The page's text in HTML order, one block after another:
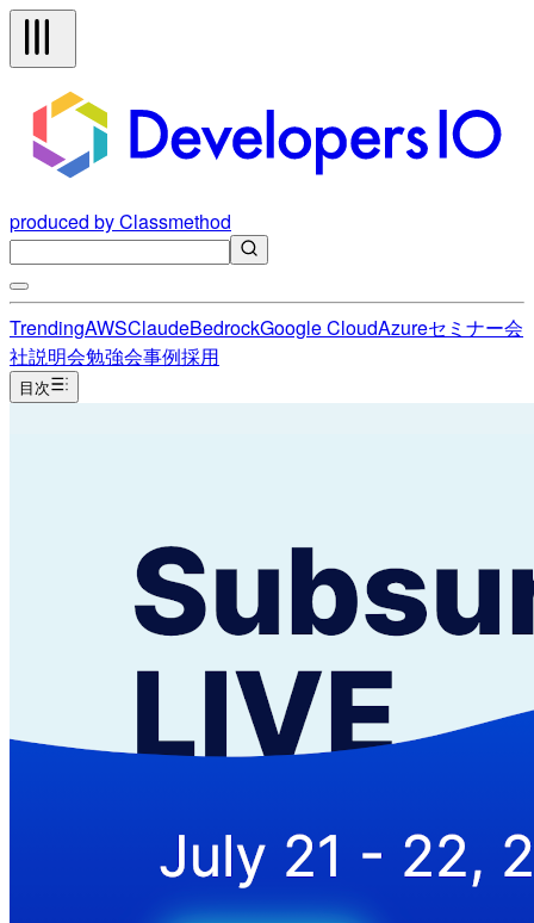
produced by Classmethod
TrendingAWSClaudeBedrockGoogle CloudAzureセミナー会
社説明会勉強会事例採用
目次